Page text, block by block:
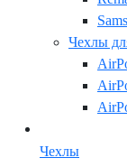
Чехлы
Чехлы